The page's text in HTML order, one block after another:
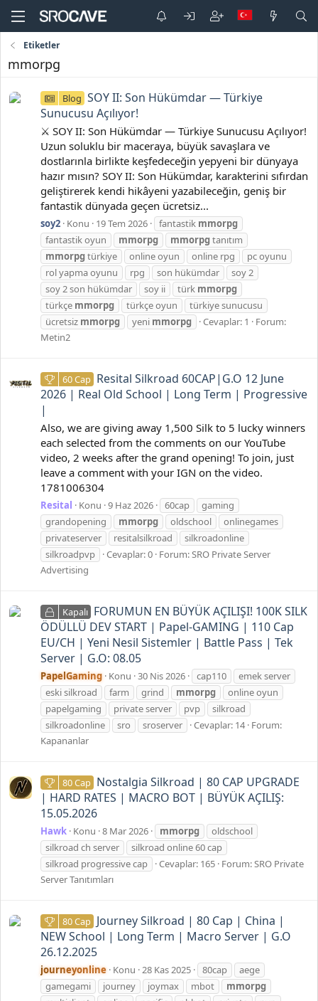
Etiketler
mmorpg
Blog SOY II: Son Hükümdar — Türkiye
Sunucusu Açılıyor!
⚔️ SOY II: Son Hükümdar — Türkiye Sunucusu Açılıyor!
Uzun soluklu bir maceraya, büyük savaşlara ve
dostlarınla birlikte keşfedeceğin yepyeni bir dünyaya
hazır mısın? SOY II: Son Hükümdar, karakterini sıfırdan
geliştirerek kendi hikâyeni yazabileceğin, geniş bir
fantastik dünyada geçen ücretsiz...
soy2 Konu 19 Tem 2026 fantastik mmorpg
fantastik oyun
mmorpg mmorpgtanıtım
mmorpgtürkiye online oyun online rpg
pc oyunu
rol yapma oyunu
rpg son hükümdar
soy 2
soy 2 son hükümdar
soy ii türk mmorpg
türkçe mmorpg türkçe oyun
türkiye sunucusu
ücretsiz mmorpg yeni mmorpg Cevaplar: 1
Forum:
Metin2
60 Cap Resital Silkroad 60CAP|G.O 12 June
2026 | Real Old School | Long Term | Progressive
|
Also, we are giving away 1,500 Silk to 5 lucky winners
each selected from the comments on our YouTube
video, 2 weeks after the grand opening! To join, just
leave a comment with your IGN on the video.
1781006304
Resital Konu 9 Haz 2026 60cap
gaming
grandopening
mmorpg oldschool
onlinegames
privateserver
resitalsilkroad
silkroadonline
silkroadpvp
Cevaplar: 0 Forum:SRO Private Server
Advertising
Kapalı FORUMUN EN BÜYÜK AÇILIŞI! 100K SILK
ÖDÜLLÜ DEV START | Papel-GAMING | 110 Cap
EU/CH | Yeni Nesil Sistemler | Battle Pass | Tek
Server | G.O: 08.05
PapelGaming Konu 30 Nis 2026 cap110
emek server
eski silkroad
farm grind mmorpg
online oyun
papelgaming
private server pvp
silkroad
silkroadonline
sro sroserver Cevaplar: 14 Forum:
Kapananlar
80 Cap Nostalgia Silkroad | 80 CAP UPGRADE
| HARD RATES | MACRO BOT | BÜYÜK AÇILIŞ:
15.05.2026
Hawk Konu 8 Mar 2026 mmorpg
oldschool
silkroad ch server
silkroad online 60 cap
silkroad progressive cap
Cevaplar: 165 Forum:SRO Private
Server Tanıtımları
80 Cap Journey Silkroad | 80 Cap | China |
NEW School | Long Term | Macro Server | G.O
26.12.2025
journeyonline Konu 28 Kas 2025 80cap
aege
gamegami
journey joymax mbot
mmorpg